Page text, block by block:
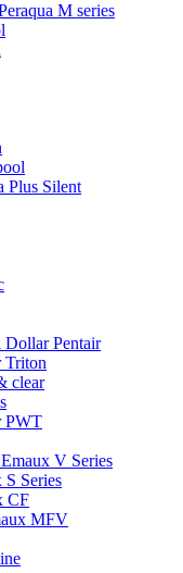
M series
Plus Silent
Pentair
Triton
clear
PWT
V Series
Series
CF
MFV